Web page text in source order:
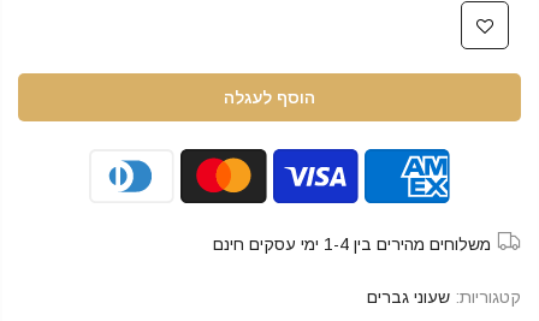
הוסף לעגלה
משלוחים מהירים בין 1-4 ימי עסקים חינם
קטגוריות: שעוני גברים